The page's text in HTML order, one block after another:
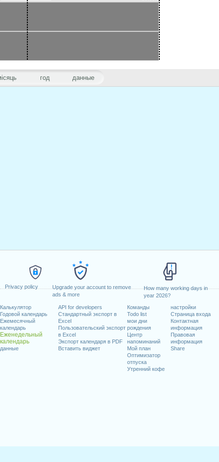
Privacy policy
Upgrade your account to remove
ads & more
How many working days in
year 2026?
Калькулятор
Годовой календарь
Ежемесячный
календарь
Еженедельный
календарь
данные
API for developers
Стандартный экспорт в
Excel
Пользовательский экспорт
в Excel
Экспорт календаря в PDF
Вставить виджет
Команды
Todo list
мои дни
рождения
Центр
напоминаний
Мой план
Оптимизатор
отпуска
Утренний кофе
настройки
Страница входа
Контактная
информация
Правовая
информация
Share
год данные